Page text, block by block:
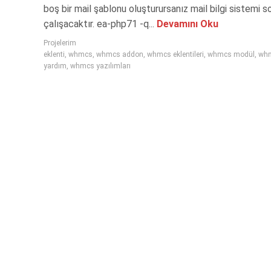
boş bir mail şablonu oluşturursanız mail bilgi sistemi
çalışacaktır. ea-php71 -q... Devamını Oku
Projelerim
eklenti whmcs whmcs addon whmcs eklentileri whmcs modül
yardım whmcs yazılımları